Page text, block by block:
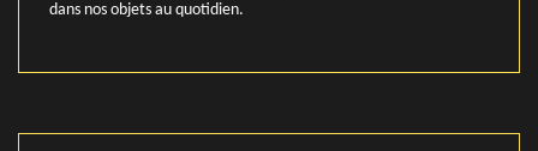
dans nos objets au quotidien.